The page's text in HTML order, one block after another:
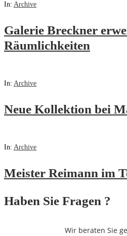
In: Archive
Galerie Breckner
Räumlichkeiten
In: Archive
Neue Kollektion bei
In: Archive
Meister Reimann im
Haben Sie Fragen ?
Wir beraten Sie